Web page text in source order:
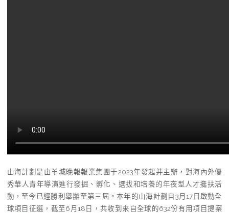
山海計劃是由羊城晚報報業集團于2023年發起并主辦，對海內外優
秀華人青年導演進行發掘、孵化、選拔和培養的年夜型人才攙扶活
動，至今已經勝利舉辦至第三屆。本年的山海計劃自3月17日啟動全
球項目征選，截至6月18日，共收到來自全球的632份有用項目提案